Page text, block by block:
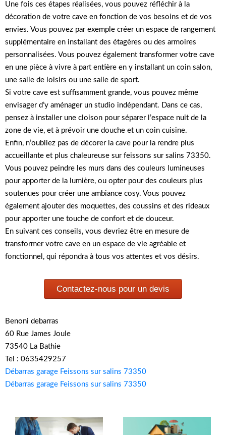
Une fois ces étapes réalisées, vous pouvez réfléchir à la
décoration de votre cave en fonction de vos besoins et de vos
envies. Vous pouvez par exemple créer un espace de rangement
supplémentaire en installant des étagères ou des armoires
personnalisées. Vous pouvez également transformer votre cave
en une pièce à vivre à part entière en y installant un coin salon,
une salle de loisirs ou une salle de sport.
Si votre cave est suffisamment grande, vous pouvez même
envisager d’y aménager un studio indépendant. Dans ce cas,
pensez à installer une cloison pour séparer l’espace nuit de la
zone de vie, et à prévoir une douche et un coin cuisine.
Enfin, n’oubliez pas de décorer la cave pour la rendre plus
accueillante et plus chaleureuse sur feissons sur salins 73350.
Vous pouvez peindre les murs dans des couleurs lumineuses
pour apporter de la lumière, ou opter pour des couleurs plus
soutenues pour créer une ambiance cosy. Vous pouvez
également ajouter des moquettes, des coussins et des rideaux
pour apporter une touche de confort et de douceur.
En suivant ces conseils, vous devriez être en mesure de
transformer votre cave en un espace de vie agréable et
fonctionnel, qui répondra à tous vos attentes et vos désirs.
Contactez-nous pour un devis
Benoni debarras
60 Rue James Joule
73540 La Bathie
Tel : 0635429257
Débarras garage Feissons sur salins 73350
Débarras garage Feissons sur salins 73350